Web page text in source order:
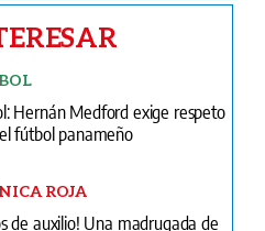
Hernán Medford exige respeto
fútbol panameño
ROJA
de auxilio! Una madrugada de